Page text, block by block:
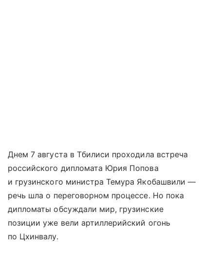
Днем 7 августа в Тбилиси проходила встреча
российского дипломата Юрия Попова
и грузинского министра Темура Якобашвили —
речь шла о переговорном процессе. Но пока
дипломаты обсуждали мир, грузинские
позиции уже вели артиллерийский огонь
по Цхинвалу.